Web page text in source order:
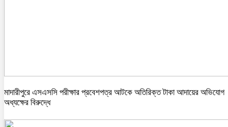
মাদারীপুরে এসএসসি পরীক্ষার প্রবেশপত্র আটকে অতিরিক্ত টাকা আদায়ের অভিযোগ
অধ্যক্ষের বিরুদ্ধে